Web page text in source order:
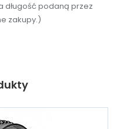
długość podaną przez
zakupy.)